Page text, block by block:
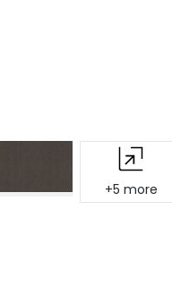
+5 more